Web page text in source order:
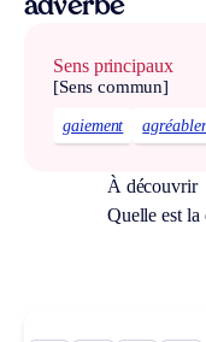
adverbe
Sens principaux
[Sens commun]
gaiement
À découvrir
Quelle est